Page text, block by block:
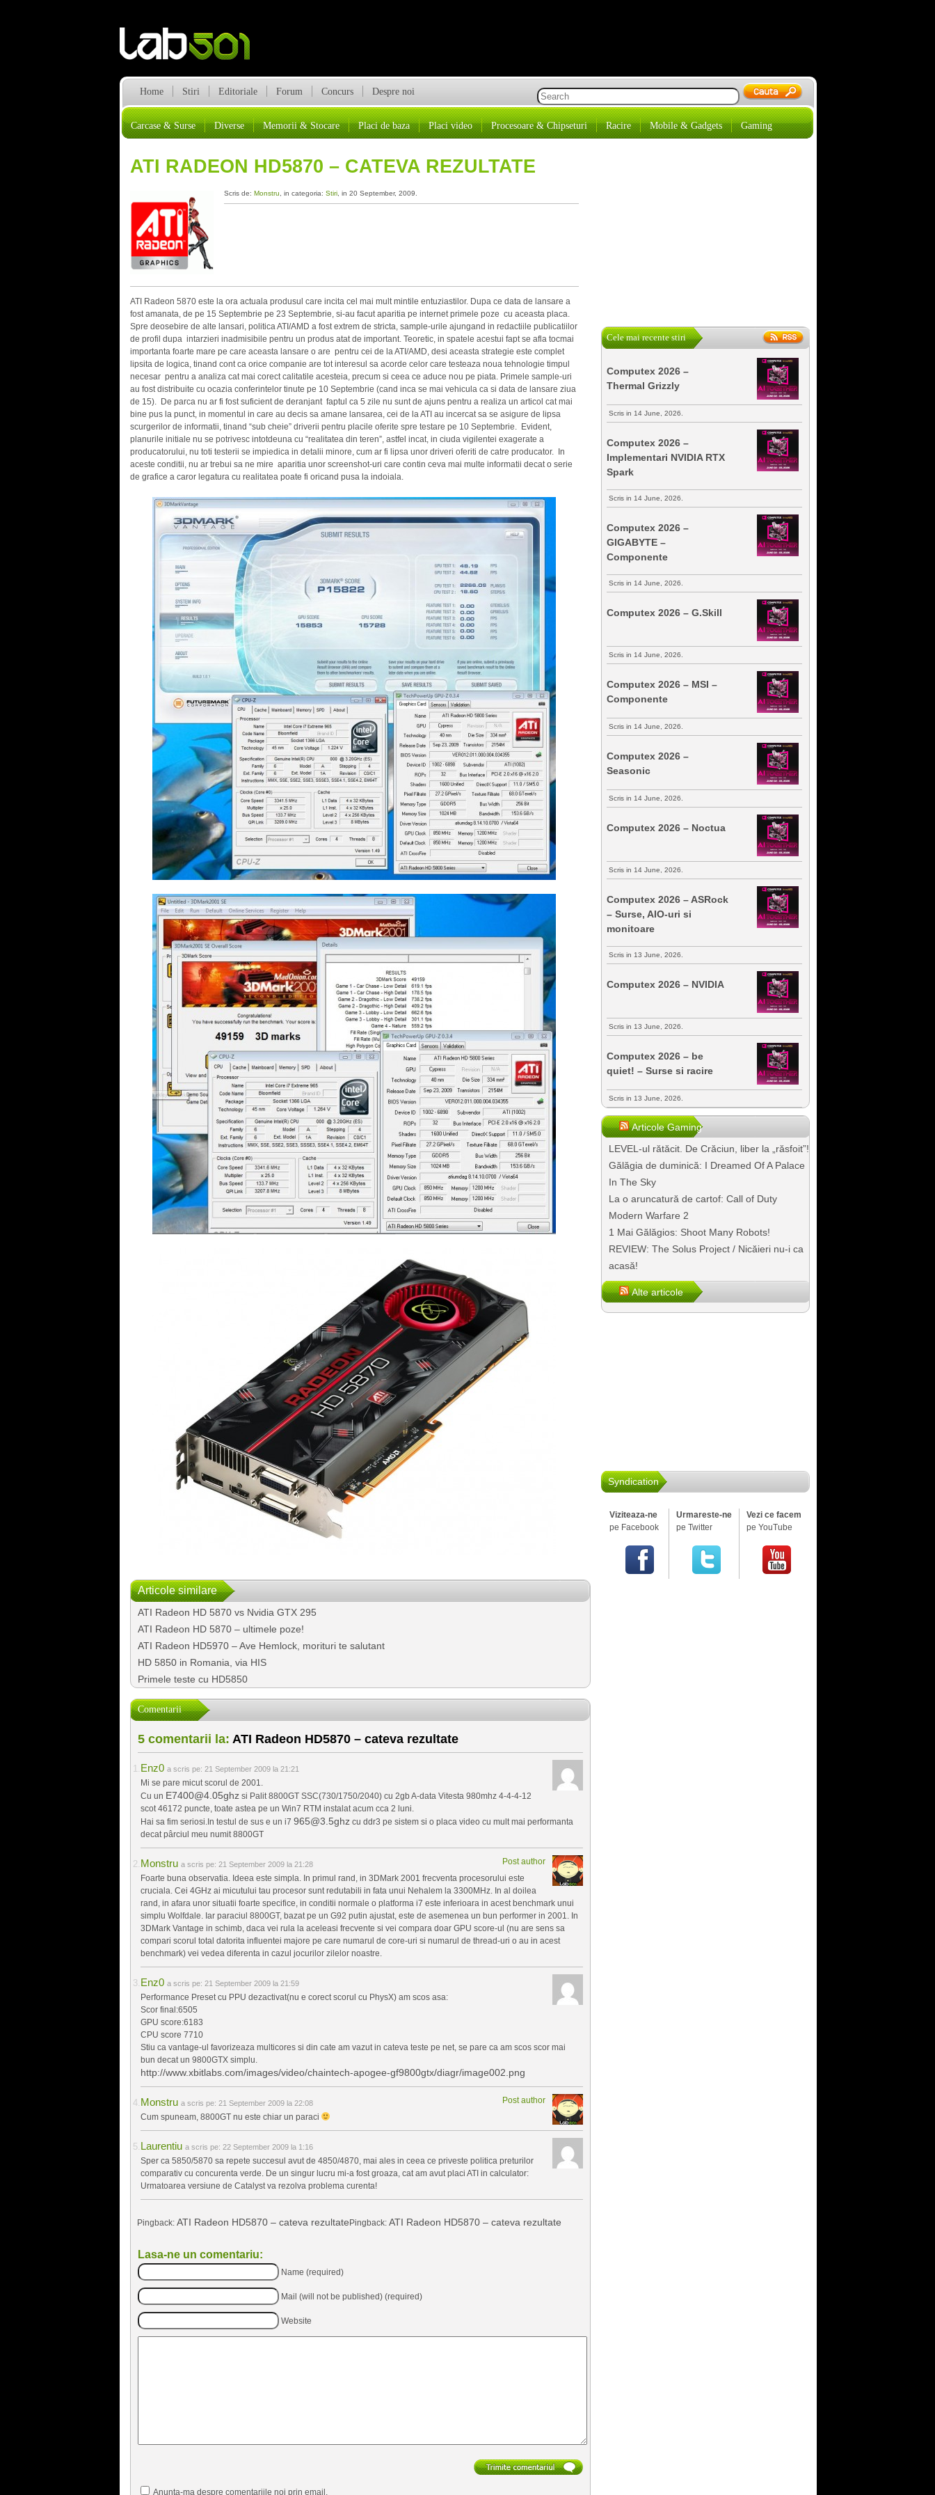
Home Stiri Editoriale Forum Concurs Despre noi
Carcase & Surse Diverse Memorii & Stocare Placi de baza Placi video Procesoare & Chipseturi Racire Mobile & Gadgets Gaming
ATI RADEON HD5870 – CATEVA REZULTATE
Scris de: Monstru , in categoria: Stiri, in 20 September, 2009.
ATI Radeon 5870 este la ora actuala produsul care incita cel mai mult mintile entuziastilor. Dupa ce data de lansare a
fost amanata, de pe 15 Septembrie pe 23 Septembrie, si-au facut aparitia pe internet primele poze cu aceasta placa.
Spre deosebire de alte lansari, politica ATI/AMD a fost extrem de stricta, sample-urile ajungand in redactiile publicatiilor
de profil dupa intarzieri inadmisibile pentru un produs atat de important. Teoretic, in spatele acestui fapt se afla tocmai
importanta foarte mare pe care aceasta lansare o are pentru cei de la ATI/AMD, desi aceasta strategie este complet
lipsita de logica, tinand cont ca orice companie are tot interesul sa acorde celor care testeaza noua tehnologie timpul
necesar pentru a analiza cat mai corect calitatile acesteia, precum si ceea ce aduce nou pe piata. Primele sample-uri
au fost distribuite cu ocazia conferintelor tinute pe 10 Septembrie (cand inca se mai vehicula ca si data de lansare ziua
de 15). De parca nu ar fi fost suficient de deranjant faptul ca 5 zile nu sunt de ajuns pentru a realiza un articol cat mai
bine pus la punct, in momentul in care au decis sa amane lansarea, cei de la ATI au incercat sa se asigure de lipsa
scurgerilor de informatii, tinand “sub cheie” driverii pentru placile oferite spre testare pe 10 Septembrie. Evident,
planurile initiale nu se potrivesc intotdeuna cu “realitatea din teren”, astfel incat, in ciuda vigilentei exagerate a
producatorului, nu toti testerii se impiedica in detalii minore, cum ar fi lipsa unor driveri oferiti de catre producator. In
aceste conditii, nu ar trebui sa ne mire aparitia unor screenshot-uri care contin ceva mai multe informatii decat o serie
de grafice a caror legatura cu realitatea poate fi oricand pusa la indoiala.
Articole similare
ATI Radeon HD 5870 vs Nvidia GTX 295
ATI Radeon HD 5870 – ultimele poze!
ATI Radeon HD5970 – Ave Hemlock, morituri te salutant
HD 5850 in Romania, via HIS
Primele teste cu HD5850
Comentarii
5 comentarii la: ATI Radeon HD5870 – cateva rezultate
Enz0 a scris pe: 21 September 2009 la 21:21
Mi se pare micut scorul de 2001.
Cu un E7400@4.05ghzsi Palit 8800GT SSC(730/1750/2040) cu 2gb A-data Vitesta 980mhz 4-4-4-12
scot 46172 puncte, toate astea pe un Win7 RTM instalat acum cca 2 luni.
Hai sa fim seriosi.In testul de sus e un i7 965@3.5ghzcu ddr3 pe sistem si o placa video cu mult mai performanta
decat pârciul meu numit 8800GT
Monstru Post author
a scris pe: 21 September 2009 la 21:28
Foarte buna observatia. Ideea este simpla. In primul rand, in 3DMark 2001 frecventa procesorului este
cruciala. Cei 4GHz ai micutului tau procesor sunt redutabili in fata unui Nehalem la 3300MHz. In al doilea
rand, in afara unor situatii foarte specifice, in conditii normale o platforma i7 este inferioara in acest benchmark unui
simplu Wolfdale. Iar paraciul 8800GT, bazat pe un G92 putin ajustat, este de asemenea un bun performer in 2001. In
3DMark Vantage in schimb, daca vei rula la aceleasi frecvente si vei compara doar GPU score-ul (nu are sens sa
compari scorul total datorita influentei majore pe care numarul de core-uri si numarul de thread-uri o au in acest
benchmark) vei vedea diferenta in cazul jocurilor zilelor noastre.
Enz0 a scris pe: 21 September 2009 la 21:59
Performance Preset cu PPU dezactivat(nu e corect scorul cu PhysX) am scos asa:
Scor final:6505
GPU score:6183
CPU score 7710
Stiu ca vantage-ul favorizeaza multicores si din cate am vazut in cateva teste pe net, se pare ca am scos scor mai
bun decat un 9800GTX simplu.
http://www.xbitlabs.com/images/video/chaintech-apogee-gf9800gtx/diagr/image002.png
Monstru Post author
a scris pe: 21 September 2009 la 22:08
Cum spuneam, 8800GT nu este chiar un paraci
Laurentiu a scris pe: 22 September 2009 la 1:16
Sper ca 5850/5870 sa repete succesul avut de 4850/4870, mai ales in ceea ce priveste politica preturilor
comparativ cu concurenta verde. De un singur lucru mi-a fost groaza, cat am avut placi ATI in calculator:
Urmatoarea versiune de Catalyst va rezolva problema curenta!
Pingback: ATI Radeon HD5870 – cateva rezultate Pingback: ATI Radeon HD5870 – cateva rezultate
Lasa-ne un comentariu:
Name (required)
Mail (will not be published) (required)
Website
Anunta-ma despre comentariile noi prin email.
Cele mai recente stiri
Computex 2026 –
Thermal Grizzly
Scris in 14 June, 2026.
Computex 2026 –
Implementari NVIDIA RTX
Spark
Scris in 14 June, 2026.
Computex 2026 –
GIGABYTE –
Componente
Scris in 14 June, 2026.
Computex 2026 – G.Skill
Scris in 14 June, 2026.
Computex 2026 – MSI –
Componente
Scris in 14 June, 2026.
Computex 2026 –
Seasonic
Scris in 14 June, 2026.
Computex 2026 – Noctua
Scris in 14 June, 2026.
Computex 2026 – ASRock
– Surse, AIO-uri si
monitoare
Scris in 13 June, 2026.
Computex 2026 – NVIDIA
Scris in 13 June, 2026.
Computex 2026 – be
quiet! – Surse si racire
Scris in 13 June, 2026.
Articole Gaming
LEVEL-ul rătăcit. De Crăciun, liber la „răsfoit”!
Gălăgia de duminică: I Dreamed Of A Palace
In The Sky
La o aruncatură de cartof: Call of Duty
Modern Warfare 2
1 Mai Gălăgios: Shoot Many Robots!
REVIEW: The Solus Project / Nicăieri nu-i ca
acasă!
Alte articole
Syndication
Viziteaza-ne
pe Facebook
Urmareste-ne
pe Twitter
Vezi ce facem
pe YouTube